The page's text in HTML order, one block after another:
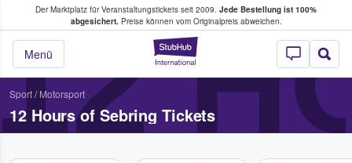
Der Marktplatz für Veranstaltungstickets seit 2009. Jede Bestellung ist 100%
abgesichert.Preise können vom Originalpreis abweichen.
StubHub - Wo
Menü
Tickets kaufen & verkaufen
Sport/ Motorsport
12 Hours of Sebring Tickets